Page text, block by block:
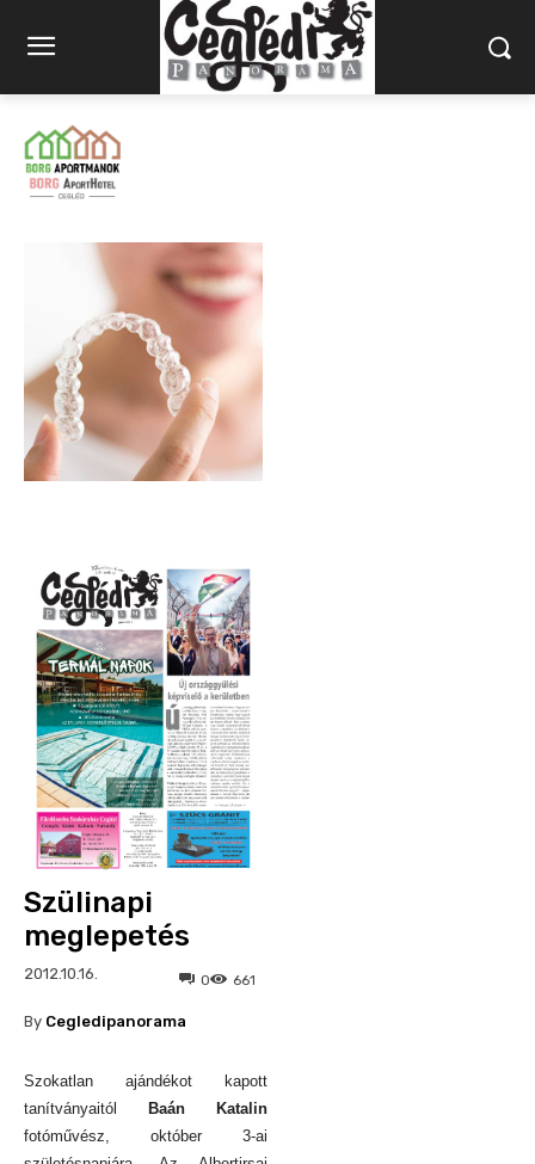
Szülinapi
meglepetés
2012.10.16. 661
0
By Cegledipanorama
Szokatlan ajándékot kapott
tanítványaitól
Baán Katalin
fotóművész, október 3-ai